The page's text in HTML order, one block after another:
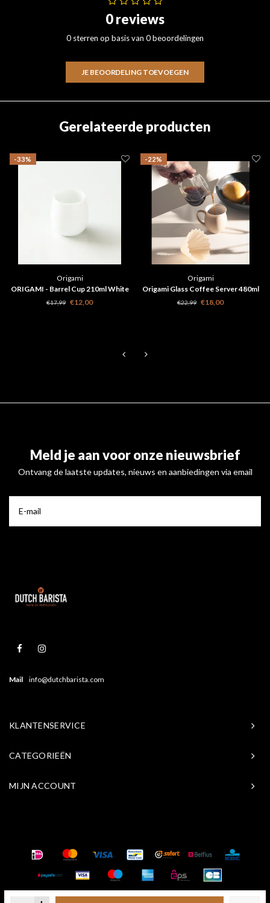
0 reviews
0 sterren op basis van 0 beoordelingen
JE BEOORDELING TOEVOEGEN
Gerelateerde producten
-33%
Origami
ORIGAMI - Barrel Cup 210ml White
€17,99 €12,00
-22%
Origami
Origami Glass Coffee Server 480ml
€22,99 €18,00
Meld je aan voor onze nieuwsbrief
Ontvang de laatste updates, nieuws en aanbiedingen via email
Mail info@dutchbarista.com
KLANTENSERVICE
CATEGORIEËN
MIJN ACCOUNT